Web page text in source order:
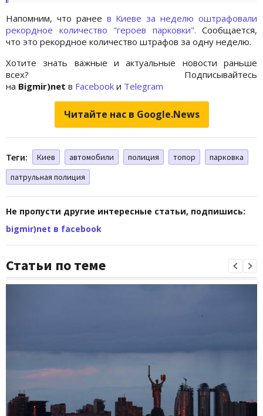
Напомним, что ранее в Киеве за неделю оштрафовали
рекордное количество "героев парковки". Сообщается,
что это рекордное количество штрафов за одну неделю.
Хотите знать важные и актуальные новости раньше
всех? Подписывайтесь
на Bigmir)net в Facebook и Telegram
Читайте нас в Google.News
Теги: Киев автомобили полиция топор
парковка
патрульная полиция
Не пропусти другие интересные статьи, подпишись:
bigmir)net в facebook
Статьи по теме